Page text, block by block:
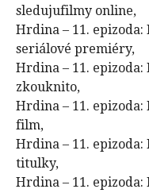
sledujufilmy online,
Hrdina – 11.
seriálové premiéry,
Hrdina – 11.
zkouknito,
Hrdina – 11.
film,
Hrdina – 11. epizoda:
titulky,
Hrdina – 11.